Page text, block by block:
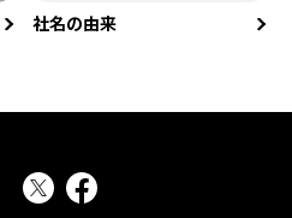
社名の由来